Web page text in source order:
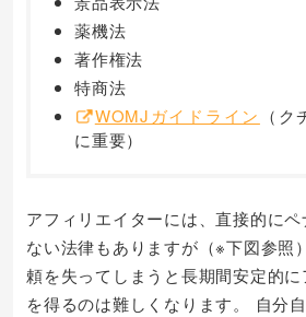
薬機法
著作権法
特商法
WOMJガイドライン （
に重要）
アフィリエイターには、直接的に
ない法律もありますが（※下図参照
頼を失ってしまうと長期間安定的
を得るのは難しくなります。 自分